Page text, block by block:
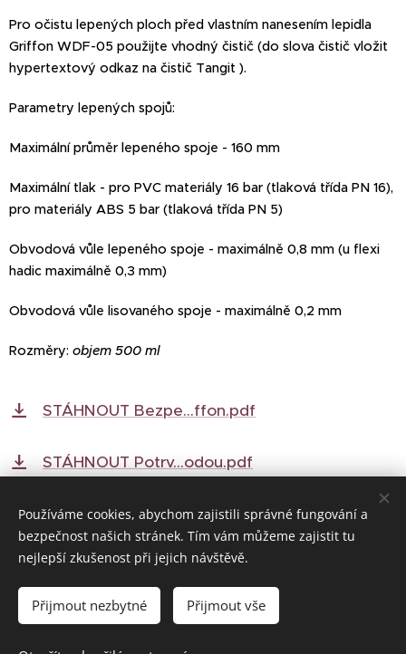
Pro očistu lepených ploch před vlastním nanesením lepidla
Griffon WDF-05 použijte vhodný čistič (do slova čistič vložit
hypertextový odkaz na čistič Tangit ).
Parametry lepených spojů:
Maximální průměr lepeného spoje - 160 mm
Maximální tlak - pro PVC materiály 16 bar (tlaková třída PN 16),
pro materiály ABS 5 bar (tlaková třída PN 5)
Obvodová vůle lepeného spoje - maximálně 0,8 mm (u flexi
hadic maximálně 0,3 mm)
Obvodová vůle lisovaného spoje - maximálně 0,2 mm
Rozměry: objem 500 ml
STÁHNOUT Bezpe...ffon.pdf
STÁHNOUT Potrv...odou.pdf
© 2022 Všechna práva vyhrazena
Používáme cookies, abychom zajistili správné fungování a
bezpečnost našich stránek. Tím vám můžeme zajistit tu
nejlepší zkušenost při jejich návštěvě.
Přijmout nezbytné Přijmout vše